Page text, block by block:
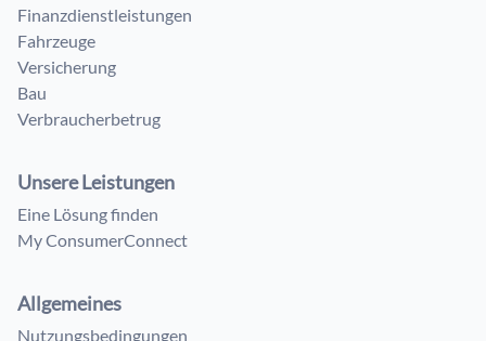
Finanzdienstleistungen
Fahrzeuge
Versicherung
Bau
Verbraucherbetrug
Unsere Leistungen
Eine Lösung finden
My ConsumerConnect
Allgemeines
Nutzungsbedingungen